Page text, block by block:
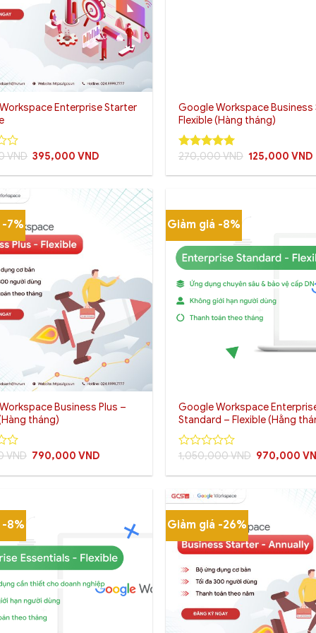
Enterprise Starter
VND Giá
là:
395,000VND
tại
395,000 VND.
Google Workspace Business
Flexible (Hàng tháng)
5out of 5
270,000VND Giá
gốc
là:
125,000VND
7%
Business Plus –
tháng)
VND Giá
là:
790,000VND
tại
Giảm giá -8%
Google Workspace
Standard – Flexible (Hằng
0
of
5
1,050,000VND Giá
là:
970,000
-8% Giảm giá -26%